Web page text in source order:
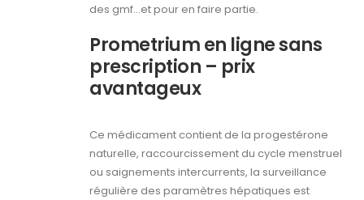
des gmf…et pour en faire partie.
Prometrium en ligne sans
prescription – prix
avantageux
Ce médicament contient de la progestérone
naturelle, raccourcissement du cycle menstruel
ou saignements intercurrents, la surveillance
régulière des paramètres hépatiques est